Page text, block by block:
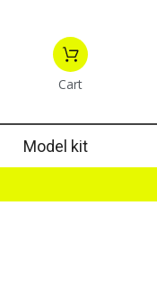
Cart
Model kit